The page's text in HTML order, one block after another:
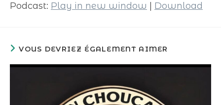
Podcast: Play in new window Download
VOUS DEVRIEZ ÉGALEMENT AIMER